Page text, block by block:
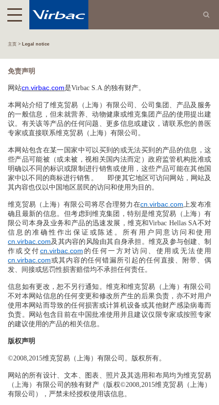
主页 Legal notice
免责声明
网站cn.virbac.com是Virbac S.A.的独有财产。
本网站介绍了维克贸易（上海）有限公司、公司集团、产品及服务
的一般信息，但未就营养、动物健康或维克集团产品的使用提出建
议。有关该等产品的任何问题、更多信息或建议，请联系您的兽医
专家或直接联系维克贸易（上海）有限公司。
本网站包含在某一国家中可以买到的或无法买到的产品的信息，这
些产品可能被（或未被，视相关国内法而定）政府监管机构批准或
明确以不同的标识或限制进行销售或使用，这些产品可能在其他国
家中以不同的商标进行销售。
即便其它地区可访问网站，网站及
其内容也仅以中国地区居民的访问和使用为目的。
维克贸易（上海）有限公司将尽合理努力在cn.virbac.com上发布准
确且最新的信息。但考虑到维克集团，特别是维克贸易（上海）有
限公司本身及业务和产品的迅速发展，维克和Virbac Hellas SA不对
信息的准确性作出保证或陈述。所有用户同意访问和使用
cn.virbac.com及其内容的风险由其自身承担。维克及参与创建、制
作或交付 cn.virbac.com 的任何一方对访问、使用或无法使用
cn.virbac.com或其内容的任何错漏所引起的任何直接、附带、偶
发、间接或惩罚性损害赔偿均不承担任何责任。
信息如有更改，恕不另行通知。维克和维克贸易（上海）有限公司
不对本网站信息的任何变更和修改所产生的后果负责，亦不对用户
使用本网站而导致的任何损害或计算机设备或其他财产感染病毒而
负责。网站包含目前在中国批准使用并且建议仅限专家或按照专家
的建议使用的产品的相关信息。
版权声明
©2008,2015维克贸易（上海）有限公司。版权所有。
网站的所有设计、文本、图表、照片及其选用和布局均为维克贸易
（上海）有限公司的独有财产（版权©2008,2015维克贸易（上海）
有限公司），严禁未经授权使用该信息。